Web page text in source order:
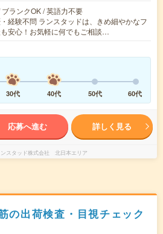
ランクOK / 英語力不要
経験不問 ランスタッドは、きめ細やかなフ
安心！お気軽に何でもご相談…
30代 40代 50代 60代
応募へ進む 詳しく見る
ンスタッド株式会社 北日本エリア
の出荷検査・目視チェック